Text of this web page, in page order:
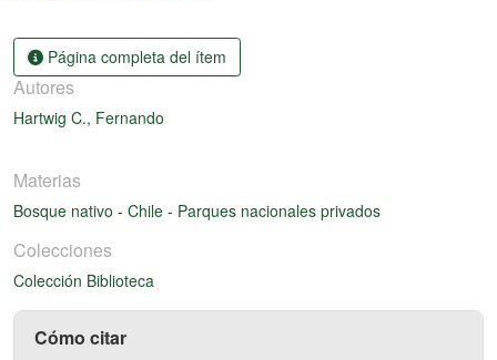
Página completa del ítem
Autores
Hartwig C., Fernando
Materias
Bosque nativo - Chile - Parques nacionales privados
Colecciones
Colección Biblioteca
Cómo citar